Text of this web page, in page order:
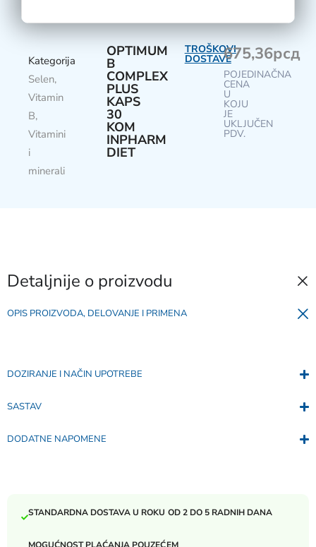
Kategorija
Selen,
Vitamin
B,
Vitamini
i
minerali
OPTIMUM
B
COMPLEX
PLUS
KAPS
30
KOM
INPHARM
DIET
TROŠKOVI
DOSTAVE675,36рсд
POJEDINAČNA
CENA
U
KOJU
JE
UKLJUČEN
PDV.
Detaljnije o proizvodu
OPIS PROIZVODA, DELOVANJE I PRIMENA
DOZIRANJE I NAČIN UPOTREBE
SASTAV
DODATNE NAPOMENE
STANDARDNA DOSTAVA U ROKU OD 2 DO 5 RADNIH DANA